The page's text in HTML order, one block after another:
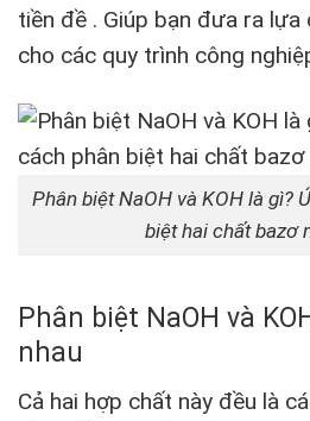
tiền đề . Giúp bạn đưa ra lựa
cho các quy trình công
Phân biệt NaOH và KOH là gì?
biệt hai chất bazơ
Phân biệt NaOH và
nhau
Cả hai hợp chất này đều là